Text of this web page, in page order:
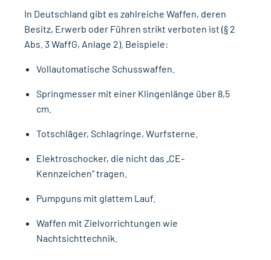
In Deutschland gibt es zahlreiche Waffen, deren
Besitz, Erwerb oder Führen strikt verboten ist (§ 2
Abs. 3 WaffG, Anlage 2). Beispiele:
Vollautomatische Schusswaffen.
Springmesser mit einer Klingenlänge über 8,5
cm.
Totschläger, Schlagringe, Wurfsterne.
Elektroschocker, die nicht das „CE-
Kennzeichen“ tragen.
Pumpguns mit glattem Lauf.
Waffen mit Zielvorrichtungen wie
Nachtsichttechnik.